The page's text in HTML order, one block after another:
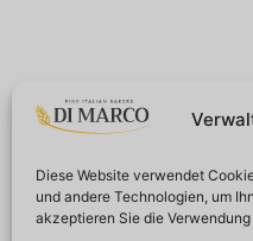
Diese Website verwendet
und andere Technologien, um
akzeptieren Sie die